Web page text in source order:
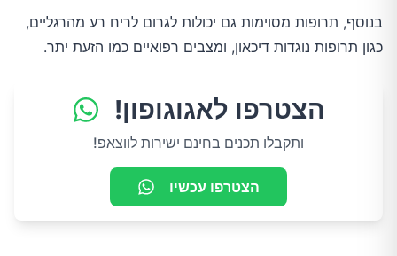
בנוסף, תרופות מסוימות גם יכולות לגרום לריח רע מהרגליים,
כגון תרופות נוגדות דיכאון, ומצבים רפואיים כמו הזעת יתר.
הצטרפו לאגוגופון!
ותקבלו תכנים בחינם ישירות לווצאפ!
הצטרפו עכשיו